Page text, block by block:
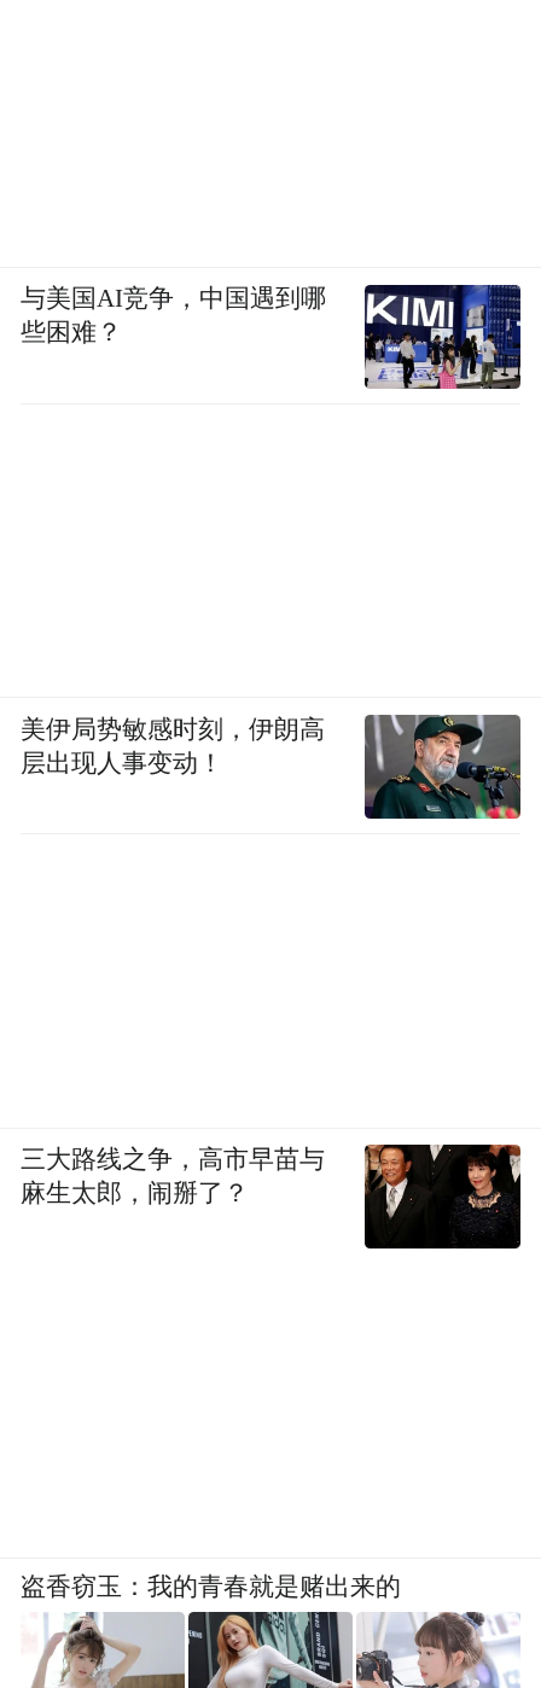
与美国AI竞争，中国遇到哪
些困难？
美伊局势敏感时刻，伊朗高
层出现人事变动！
三大路线之争，高市早苗与
麻生太郎，闹掰了？
盗香窃玉：我的青春就是赌出来的